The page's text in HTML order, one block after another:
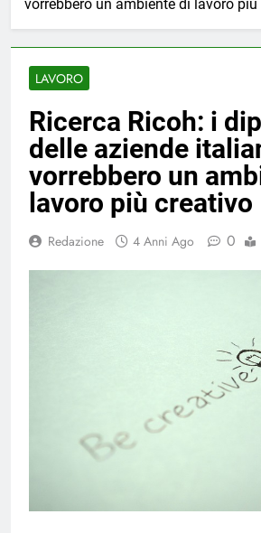
vorrebbero un ambiente di lavoro
LAVORO
Ricerca Ricoh: i
delle aziende
vorrebbero un
lavoro più creativo
Redazione 4 Anni Ago 0